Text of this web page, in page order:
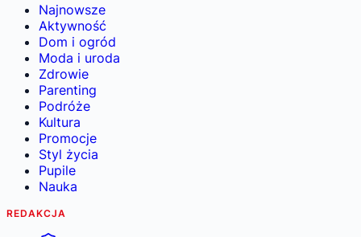
Najnowsze
Aktywność
Dom i ogród
Moda i uroda
Zdrowie
Parenting
Podróże
Kultura
Promocje
Styl życia
Pupile
Nauka
REDAKCJA